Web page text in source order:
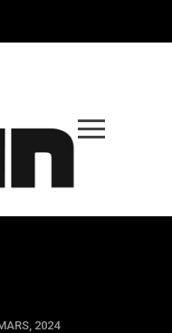
2024